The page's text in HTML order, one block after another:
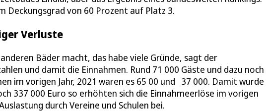
Deckungsgrad von 60 Prozent auf Platz 3.
Verluste
Bäder macht, das habe viele Gründe, sagt der
und damit die Einnahmen. Rund 71 000 Gäste und dazu noch
im vorigen Jahr, 2021 waren es 65 00 und 37 000. Damit wurde
337 000 Euro so erhöhten sich die Einnahmeerlöse im vorigen
durch Vereine und Schulen bei.